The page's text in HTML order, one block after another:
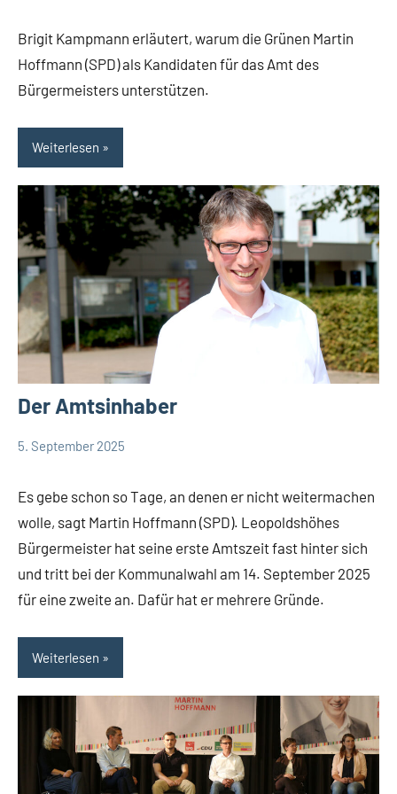
Grünen
Bürgermeisterkandidat
Debatte
Kommunalwahl
2025
Brigit Kampmann erläutert, warum die Grünen Martin
Hoffmann (SPD) als Kandidaten für das Amt des
Bürgermeisters unterstützen.
Weiterlesen
Der Amtsinhaber
2025
SPD
5. September 2025
Thomas
Es gebe schon so Tage, an denen er nicht weitermachen
wolle, sagt Martin Hoffmann (SPD). Leopoldshöhes
Bürgermeister hat seine erste Amtszeit fast hinter sich
und tritt bei der Kommunalwahl am 14. September 2025
für eine zweite an. Dafür hat er mehrere Gründe.
Weiterlesen